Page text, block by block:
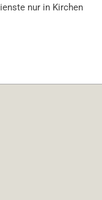
nur in Kirchen